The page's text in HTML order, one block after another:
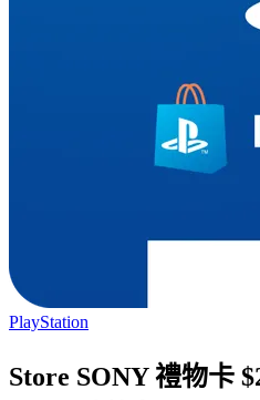
PlayStation
Store SONY 禮物卡